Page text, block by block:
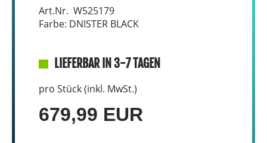
Art.Nr. W525179
Farbe: DNISTER BLACK
LIEFERBAR IN 3-7 TAGEN
pro Stück (inkl. MwSt.)
679,99 EUR